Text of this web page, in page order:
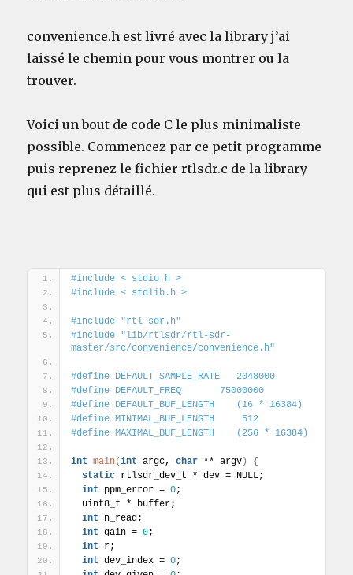
convenience.h est livré avec la library j’ai
laissé le chemin pour vous montrer ou la
trouver.
Voici un bout de code C le plus minimaliste
possible. Commencez par ce petit programme
puis reprenez le fichier rtlsdr.c de la library
qui est plus détaillé.
#include < stdio.h >
#include < stdlib.h >
#include "rtl-sdr.h"
#include "lib/rtlsdr/rtl-sdr-
master/src/convenience/convenience.h"
#define DEFAULT_SAMPLE_RATE   2048000
#define DEFAULT_FREQ       75000000
#define DEFAULT_BUF_LENGTH    (16 * 16384)
#define MINIMAL_BUF_LENGTH     512
#define MAXIMAL_BUF_LENGTH    (256 * 16384)
int main(int argc, char ** argv )
{
static rtlsdr_dev_t * dev = NULL;
int
ppm_error = 0;
  uint8_t * buffer;
int
n_read;
int gain = 0;
int
r;
int dev_index = 0;